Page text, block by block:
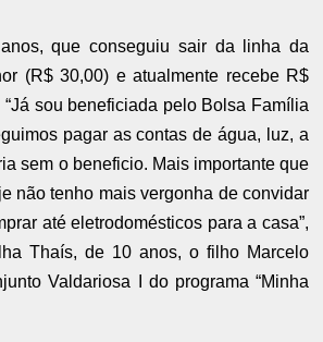
que conseguiu sair da linha da
(R$ 30,00) e atualmente recebe R$
sou beneficiada pelo Bolsa Família
pagar as contas de água, luz, a
sem o beneficio. Mais importante que
não tenho mais vergonha de convidar
até eletrodomésticos para a casa”,
Thaís, de 10 anos, o filho Marcelo
Valdariosa I do programa “Minha